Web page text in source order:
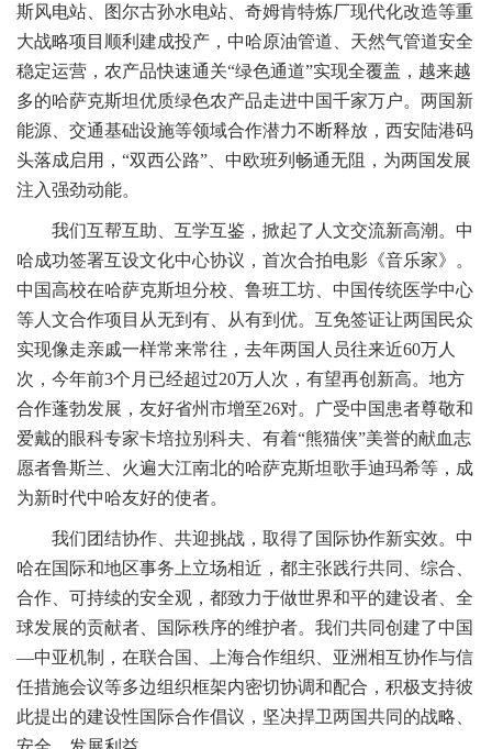
斯风电站、图尔古孙水电站、奇姆肯特炼厂现代化改造等重
大战略项目顺利建成投产，中哈原油管道、天然气管道安全
稳定运营，农产品快速通关“绿色通道”实现全覆盖，越来越
多的哈萨克斯坦优质绿色农产品走进中国千家万户。两国新
能源、交通基础设施等领域合作潜力不断释放，西安陆港码
头落成启用，“双西公路”、中欧班列畅通无阻，为两国发展
注入强劲动能。
我们互帮互助、互学互鉴，掀起了人文交流新高潮。中
哈成功签署互设文化中心协议，首次合拍电影《音乐家》。
中国高校在哈萨克斯坦分校、鲁班工坊、中国传统医学中心
等人文合作项目从无到有、从有到优。互免签证让两国民众
实现像走亲戚一样常来常往，去年两国人员往来近60万人
次，今年前3个月已经超过20万人次，有望再创新高。地方
合作蓬勃发展，友好省州市增至26对。广受中国患者尊敬和
爱戴的眼科专家卡培拉别科夫、有着“熊猫侠”美誉的献血志
愿者鲁斯兰、火遍大江南北的哈萨克斯坦歌手迪玛希等，成
为新时代中哈友好的使者。
我们团结协作、共迎挑战，取得了国际协作新实效。中
哈在国际和地区事务上立场相近，都主张践行共同、综合、
合作、可持续的安全观，都致力于做世界和平的建设者、全
球发展的贡献者、国际秩序的维护者。我们共同创建了中国
—中亚机制，在联合国、上海合作组织、亚洲相互协作与信
任措施会议等多边组织框架内密切协调和配合，积极支持彼
此提出的建设性国际合作倡议，坚决捍卫两国共同的战略、